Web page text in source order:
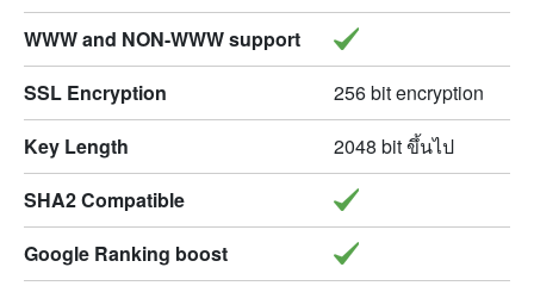
WWW and NON-WWW support
SSL Encryption
256 bit encryption
Key Length
2048 bit ขึ้นไป
SHA2 Compatible
Google Ranking boost